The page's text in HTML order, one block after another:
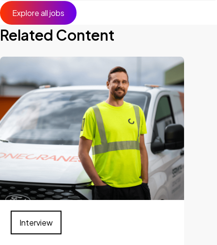
Explore all jobs
Related Content
Interview